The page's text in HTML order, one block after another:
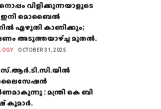
വിളിക്കുന്നയാളുടെ
ഇനി മൊബൈൽ
എഴുതി കാണിക്കും;
അടുത്തയാഴ്‌ച്ച മുതല്‍.
OCTOBER 31, 2025
: മന്ത്രി കെ ബി
കുമാർ.